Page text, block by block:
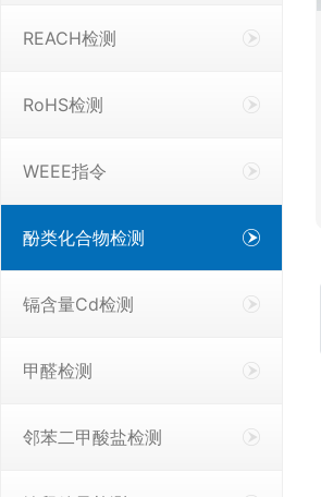
REACH检测
RoHS检测
WEEE指令
酚类化合物检测
镉含量Cd检测
甲醛检测
邻苯二甲酸盐检测